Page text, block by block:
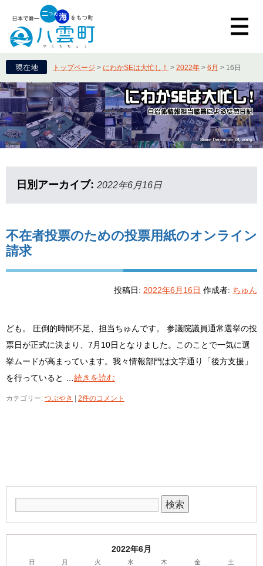
トップページ > にわかSEは大忙し！ > 2022年 > 6月 > 16日
日別アーカイブ: 2022年6月16日
不在者投票のための投票用紙のオンライン
請求
投稿日: 2022年6月16日 作成者: ちゅん
ども。 圧倒的時間不足、担当ちゅんです。 参議院議員通常選挙の投
票日が正式に決まり、7月10日となりました。このことで一気に選
挙ムードが高まっています。我々情報部門は文字通り「後方支援」
を行っていると … 続きを読む
カテゴリー: つぶやき 2件のコメント
2022年6月
日 月 火 水 木 金 土